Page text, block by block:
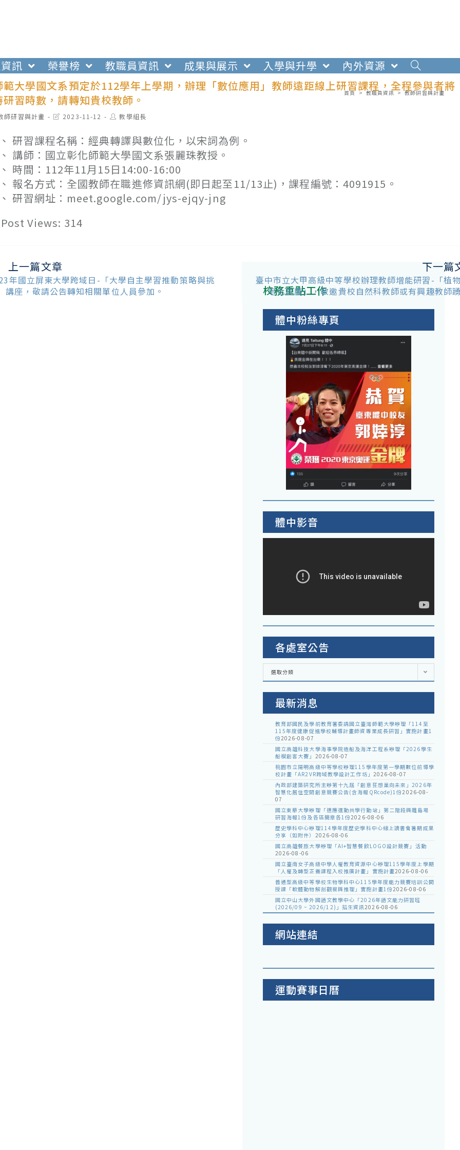
訊 榮譽榜 教職員資訊 成果與展示 入學與升學
內外資源
大學國文系預定於112學年上學期，辦理「數位應用」教師遠距線上研習課程，全程參與者將
習時數，請轉知貴校教師。
首頁 > 教職員資訊 > 教師研習與計畫
師研習與計畫
Post2023-11-12
Post教學組長
研習課程名稱：經典轉譯與數位化，以宋詞為例。
講師：國立彰化師範大學國文系張麗珠教授。
時間：112年11月15日14:00-16:00
報名方式：全國教師在職進修資訊網(即日起至11/13止)，課程編號：4091915。
研習網址：meet.google.com/jys-ejqy-jng
Post Views: 314
上一篇文章
年國立屏東大學跨域日-「大學自主學習推動策略與挑
講座，敬請公告轉知相關單位人員參加。
下一篇
臺中市立大甲高級中等學校辦理教師增能研習-「植
皂化反應」，敬邀貴校自然科教師或有興趣教師
校務重點工作
體中粉絲專頁
體中影音
各處室公告
各
室
選取分類
最新消息
教育部國民及學前教育署委請國立臺灣師範大學辦理「114至
115年度健康促進學校輔導計畫師資專業成長研習」實施計畫1
份2026-08-07
國立高雄科技大學海事學院造船及海洋工程系辦理「2026學生
船模創客大賽」 2026-08-07
桃園市立陽明高級中等學校辦理115學年度第一學期數位前導學
校計畫「AR2VR跨域教學設計工作坊」 2026-08-07
內政部建築研究所主辦第十九屆「創意狂想巢向未來」2026年
智慧化居住空間創意競賽公告(含海報QRcode)1份2026-08-
07
國立東華大學辦理「適應運動共學行動站」第二階段與離島場
研習海報1份及各區簡章各1份2026-08-06
歷史學科中心辦理114學年度歷史學科中心線上讀書會暑期成果
分享（如附件） 2026-08-06
國立高雄餐旅大學辦理「AI+智慧餐飲LOGO設計競賽」活動
2026-08-06
國立臺南女子高級中學人權教育資源中心辦理115學年度上學期
「人權及轉型正義課程入校推廣計畫」實施計畫2026-08-06
普通型高級中等學校生物學科中心115學年度能力競賽培訓公開
授課「軟體動物解剖觀察與推理」實施計畫1份2026-08-06
國立中山大學外國語文教學中心「2026年語文能力研習班
(2026/09 ~ 2026/12)」招生資訊2026-08-06
網站連結
運動賽事日曆